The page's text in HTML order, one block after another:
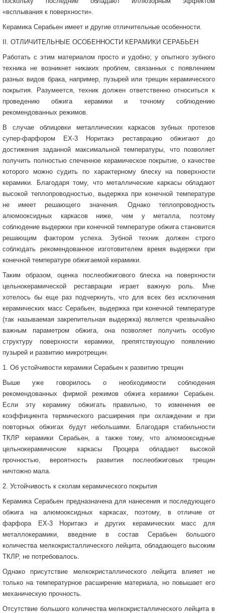
«всплывания к поверхности».
Керамика Серабьен имеет и другие отличительные особенности.
II. ОТЛИЧИТЕЛЬНЫЕ ОСОБЕННОСТИ КЕРАМИКИ СЕРАБЬЕН
Работать с этим материалом просто и удобно; у опытного зубного
техника не возникнет никаких проблем, связанных с появлением
разных видов брака, например, пузырей или трещин керамического
покрытия. Разумеется, техник должен ответственно относиться к
проведению обжига керамики и точному соблюдению
рекомендованных режимов.
В случае облицовки металлических каркасов зубных протезов
супер-фарфором ЕХ-3 Норитакэ реставрацию обжигают до
достижения заданной максимальной температуры, что позволяет
получить полностью спеченное керамическое покрытие, о качестве
которого можно судить по характерному блеску на поверхности
керамики. Благодаря тому, что металлические каркасы обладают
высокой теплопроводностью, выдержка при конечной температуре
не имеет решающего значения. Однако теплопроводность
алюмооксидных каркасов ниже, чем у металла, поэтому
соблюдение выдержки при конечной температуре обжига становится
решающим фактором успеха. Зубной техник должен строго
соблюдать рекомендованное изготовителем время выдержки при
конечной температуре обжигаемой керамики.
Таким образом, оценка послеобжигового блеска на поверхности
цельнокерамической реставрации играет важную роль. Мне
хотелось бы еще раз подчеркнуть, что для всех без исключения
керамических масс Серабьен, выдержка при конечной температуре
(так называемая закрепительная выдержка) является чрезвычайно
важным параметром обжига, она позволяет получить особую
структуру поверхности керамики, препятствующую появлению
пузырей и развитию микротрещин.
1. Об устойчивости керамики Серабьен к развитию трещин
Выше уже говорилось о необходимости соблюдения
рекомендованных фирмой режимов обжига керамики Серабьен.
Если эту керамику обжигать правильно, то изменения ее
коэффициента термического расширения при охлаждении и при
повторных обжигах будут небольшими. Благодаря стабильности
ТКЛР керамики Серабьен, а также тому, что алюмооксидные
цельнокерамические каркасы Процера обладают высокой
прочностью, вероятность развития послеобжиговых трещин
ничтожно мала.
2. Устойчивость к сколам керамического покрытия
Керамика Серабьен предназначена для нанесения и последующего
обжига на алюмооксидных каркасах, поэтому, в отличие от
фарфора ЕХ-3 Норитакэ и других керамических масс для
металлокерамики, введение в состав Серабьен большого
количества мелкокристаллического лейцита, обладающего высоким
ТКЛР, не потребовалось.
Однако присутствие мелкокристаллического лейцита влияет не
только на температурное расширение материала, но повышает его
механическую прочность.
Отсутствие большого количества мелкокристаллического лейцита в